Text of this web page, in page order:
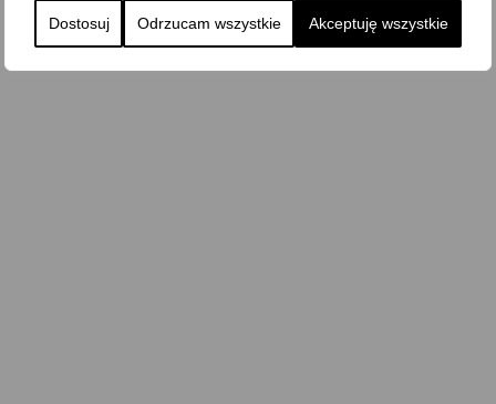
Dostosuj Odrzucam wszystkie Akceptuję wszystkie